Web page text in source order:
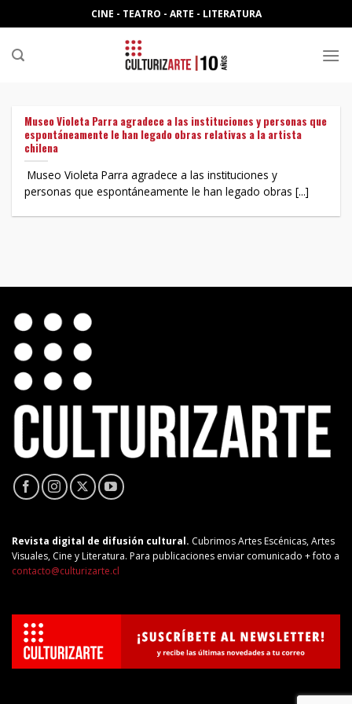
to
content
CINE - TEATRO - ARTE - LITERATURA
Museo Violeta Parra agradece a las instituciones y personas que
espontáneamente le han legado obras relativas a la artista
chilena
Museo Violeta Parra agradece a las instituciones y
personas que espontáneamente le han legado obras [...]
Revista digital de difusión cultural. Cubrimos Artes Escénicas, Artes
Visuales, Cine y Literatura. Para publicaciones enviar comunicado + foto a
contacto@culturizarte.cl